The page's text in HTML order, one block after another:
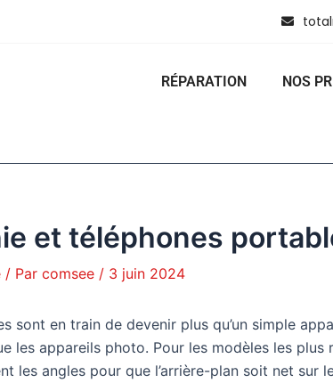
RÉPARATION NOS
et téléphones
/ Par comsee / 3 juin 2024
sont en train de devenir plus qu’un simple
les appareils photo. Pour les modèles les
les angles pour que l’arrière-plan soit net sur